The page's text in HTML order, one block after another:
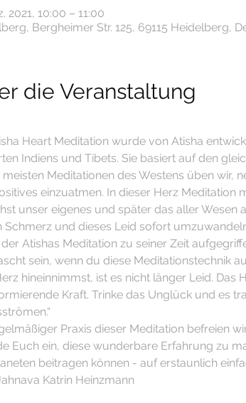
2021, 10:00 – 11:00
Bergheimer Str. 125, 69115 Heidelberg,
die Veranstaltung
Heart Meditation wurde von Atisha
Indiens und Tibets. Sie basiert auf den
meisten Meditationen des Westens üben wir,
einzuatmen. In dieser Herz
unser eigenes und später das aller Wesen
Schmerz und dieses Leid sofort
Atishas Meditation zu seiner Zeit
sein, wenn du diese Meditationstechnik
hineinnimmst, ist es nicht länger Leid.
Kraft. Trinke das Unglück und es
Praxis dieser Meditation befreien
Euch ein, diese wunderbare Erfahrung zu
beitragen können - auf erstaunlich
Katrin Heinzmann